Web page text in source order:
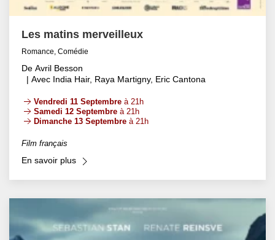
Les matins merveilleux
Romance, Comédie
De Avril Besson
| Avec India Hair, Raya Martigny, Eric Cantona
Vendredi 11 Septembre à 21h
Samedi 12 Septembre à 21h
Dimanche 13 Septembre à 21h
Film français
En savoir plus